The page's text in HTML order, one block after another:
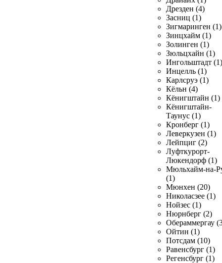
Дрезден (4)
Засниц (1)
Зигмаринген (1)
Зинцхайм (1)
Золинген (1)
Зюльцхайн (1)
Ингольштадт (1)
Инцелль (1)
Карлсруэ (1)
Кёльн (4)
Кёнигштайн (1)
Кёнигштайн-
Таунус (1)
Кронберг (1)
Леверкузен (1)
Лейпциг (2)
Луфткурорт-
Люкендорф (1)
Мюльхайм-на-
(1)
Мюнхен (20)
Николасзее (1)
Нойзес (1)
Нюрнберг (2)
Обераммергау
Ойтин (1)
Потсдам (10)
Равенсбург (1)
Регенсбург (1)